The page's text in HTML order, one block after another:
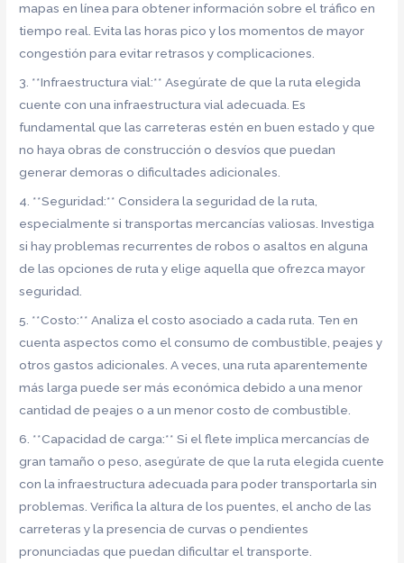
mapas en línea para obtener información sobre el tráfico en
tiempo real. Evita las horas pico y los momentos de mayor
congestión para evitar retrasos y complicaciones.
3. **Infraestructura vial:** Asegúrate de que la ruta elegida
cuente con una infraestructura vial adecuada. Es
fundamental que las carreteras estén en buen estado y que
no haya obras de construcción o desvíos que puedan
generar demoras o dificultades adicionales.
4. **Seguridad:** Considera la seguridad de la ruta,
especialmente si transportas mercancías valiosas. Investiga
si hay problemas recurrentes de robos o asaltos en alguna
de las opciones de ruta y elige aquella que ofrezca mayor
seguridad.
5. **Costo:** Analiza el costo asociado a cada ruta. Ten en
cuenta aspectos como el consumo de combustible, peajes y
otros gastos adicionales. A veces, una ruta aparentemente
más larga puede ser más económica debido a una menor
cantidad de peajes o a un menor costo de combustible.
6. **Capacidad de carga:** Si el flete implica mercancías de
gran tamaño o peso, asegúrate de que la ruta elegida cuente
con la infraestructura adecuada para poder transportarla sin
problemas. Verifica la altura de los puentes, el ancho de las
carreteras y la presencia de curvas o pendientes
pronunciadas que puedan dificultar el transporte.